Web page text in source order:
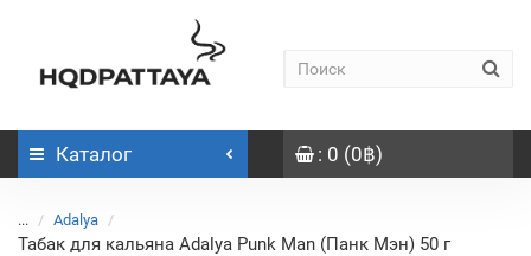
Каталог : 0 (0฿)
... Adalya
Табак для кальяна Adalya Punk Man (Панк Мэн) 50 г